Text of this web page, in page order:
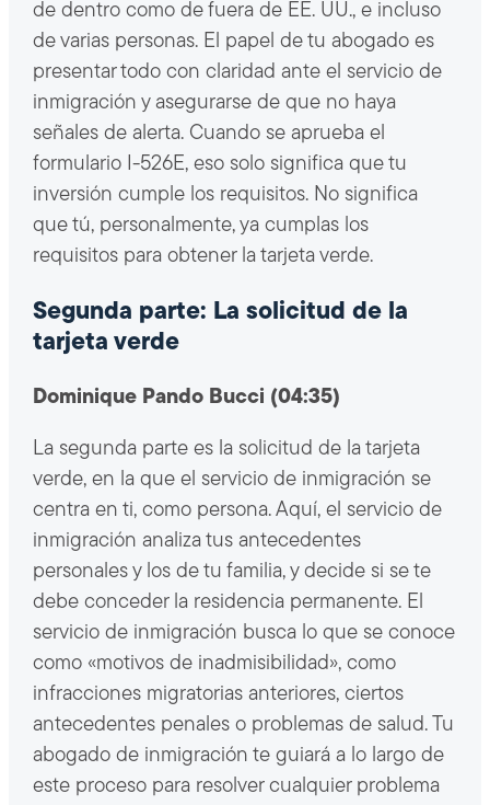
de dentro como de fuera de EE. UU., e incluso
de varias personas. El papel de tu abogado es
presentar todo con claridad ante el servicio de
inmigración y asegurarse de que no haya
señales de alerta. Cuando se aprueba el
formulario I-526E, eso solo significa que tu
inversión cumple los requisitos. No significa
que tú, personalmente, ya cumplas los
requisitos para obtener la tarjeta verde.
Segunda parte: La solicitud de la
tarjeta verde
Dominique Pando Bucci (04:35)
La segunda parte es la solicitud de la tarjeta
verde, en la que el servicio de inmigración se
centra en ti, como persona. Aquí, el servicio de
inmigración analiza tus antecedentes
personales y los de tu familia, y decide si se te
debe conceder la residencia permanente. El
servicio de inmigración busca lo que se conoce
como «motivos de inadmisibilidad», como
infracciones migratorias anteriores, ciertos
antecedentes penales o problemas de salud. Tu
abogado de inmigración te guiará a lo largo de
este proceso para resolver cualquier problema